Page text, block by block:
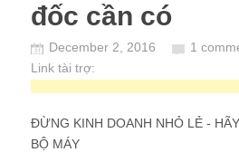
đốc cần có
December 2, 2016
1
Link tài trợ:
ĐỪNG KINH DOANH NHỎ LẺ -
BỘ MÁY